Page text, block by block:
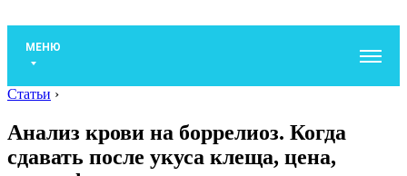
МЕНЮ
Статьи ›
Анализ крови на боррелиоз. Когда
сдавать после укуса клеща, цена,